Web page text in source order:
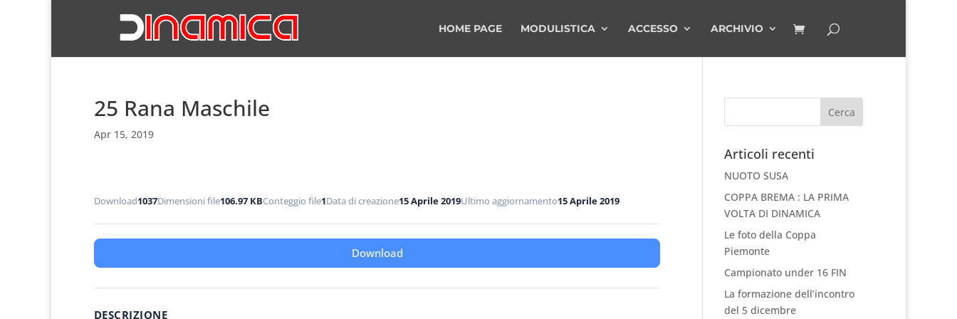
HOME PAGE MODULISTICA ACCESSO ARCHIVIO
25 Rana Maschile
Apr 15, 2019
Download1037Dimensioni file106.97 KBConteggio file1Data di creazione15 Aprile 2019Ultimo aggiornamento15 Aprile 2019
Download
DESCRIZIONE
Articoli recenti
NUOTO SUSA
COPPA BREMA : LA PRIMA
VOLTA DI DINAMICA
Le foto della Coppa
Piemonte
Campionato under 16 FIN
La formazione dell’incontro
del 5 dicembre